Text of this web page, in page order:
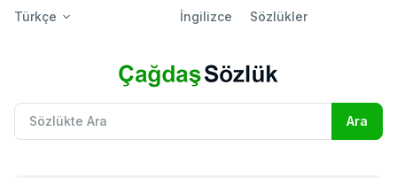
Türkçe İngilizce Sözlükler